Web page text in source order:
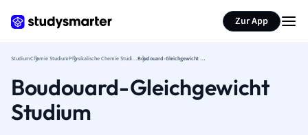
Zur App
StudiumChemie Studium Physikalische Chemie Studium Boudouard-Gleichgewicht Studium
Boudouard-Gleichgewicht
Studium